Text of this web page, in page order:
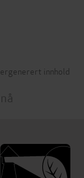
innhold